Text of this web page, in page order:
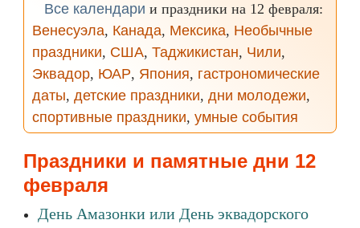
Все календари и праздники на 12 февраля:
Венесуэла, Канада, Мексика, Необычные
праздники, США, Таджикистан, Чили,
Эквадор, ЮАР, Япония, гастрономические
даты, детские праздники, дни молодежи,
спортивные праздники, умные события
Праздники и памятные дни 12
февраля
День Амазонки или День эквадорского